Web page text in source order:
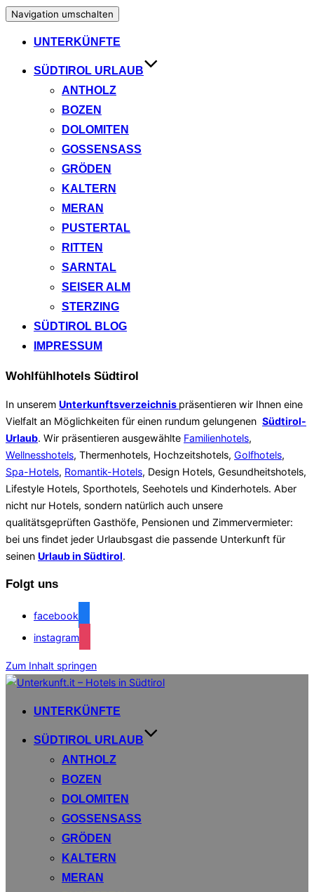
Navigation umschalten
UNTERKÜNFTE
SÜDTIROL URLAUB
ANTHOLZ
BOZEN
DOLOMITEN
GOSSENSASS
GRÖDEN
KALTERN
MERAN
PUSTERTAL
RITTEN
SARNTAL
SEISER ALM
STERZING
SÜDTIROL BLOG
IMPRESSUM
Wohlfühlhotels Südtirol
In unserem Unterkunftsverzeichnis präsentieren wir Ihnen eine
Vielfalt an Möglichkeiten für einen rundum gelungenen Südtirol-
Urlaub. Wir präsentieren ausgewählte Familienhotels,
Wellnesshotels, Thermenhotels, Hochzeitshotels, Golfhotels,
Spa-Hotels, Romantik-Hotels, Design Hotels, Gesundheitshotels,
Lifestyle Hotels, Sporthotels, Seehotels und Kinderhotels. Aber
nicht nur Hotels, sondern natürlich auch unsere
qualitätsgeprüften Gasthöfe, Pensionen und Zimmervermieter:
bei uns findet jeder Urlaubsgast die passende Unterkunft für
seinen Urlaub in Südtirol.
Folgt uns
facebook
instagram
Zum Inhalt springen
UNTERKÜNFTE
SÜDTIROL URLAUB
ANTHOLZ
BOZEN
DOLOMITEN
GOSSENSASS
GRÖDEN
KALTERN
MERAN